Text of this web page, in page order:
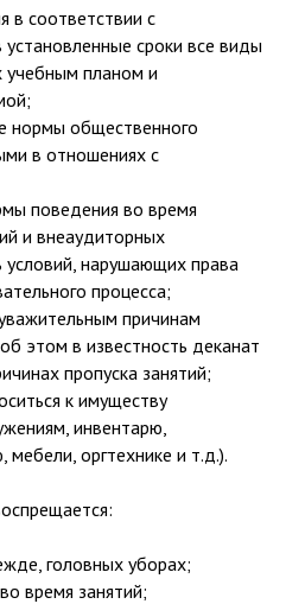
в соответствии с
сроки все виды
учебным планом и
нормы общественного
в отношениях с
поведения во время
и внеаудиторных
условий, нарушающих права
процесса;
причинам
этом в известность деканат
пропуска занятий;
к имуществу
инвентарю,
оргтехнике и т.д.).
головных уборах;
время занятий;